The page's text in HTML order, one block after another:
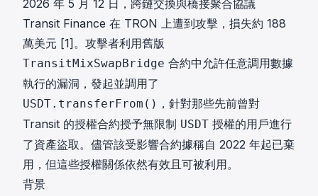
2026 年 5 月 12 日，跨鏈交換與橋接聚合協議
Transit Finance 在 TRON 上遭到攻擊，損失約 188
萬美元 [1] 。攻擊者利用舊版
TransitMixSwapBridge 合約中允許任意調用數據
執行的漏洞，發起並調用了
USDT.transferFrom() ，針對那些先前曾對
Transit 的授權合約授予無限制 USDT 授權的用戶進行
了資產盜取。儘管該受影響合約據稱自 2022 年起已棄
用，但這些授權關係依然有效且可被利用。
背景